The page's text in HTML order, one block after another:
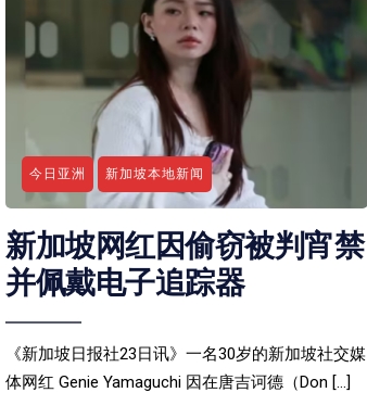
今日亚洲 新加坡本地新闻
新加坡网红因偷窃被判宵禁
并佩戴电子追踪器
《新加坡日报社23日讯》一名30岁的新加坡社交媒
体网红 Genie Yamaguchi 因在唐吉诃德（Don […]